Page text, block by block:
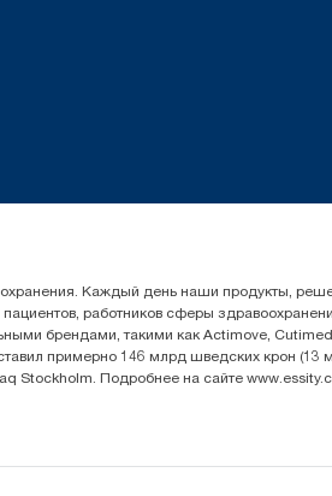
Каждый день наши продукты,
работников сферы
брендами, такими как Actimove,
примерно 146 млрд шведских крон
Stockholm. Подробнее на сайте